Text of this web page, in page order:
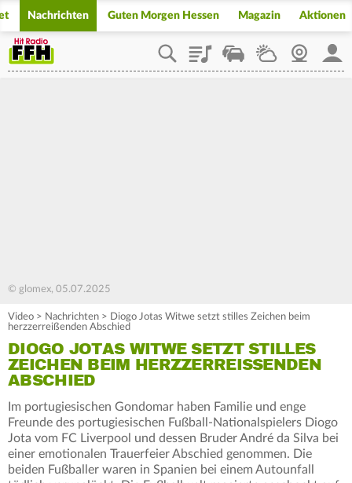
Nachrichten Guten Morgen Hessen Magazin Aktionen
PlaylistStaupilotWetterWebcam
© glomex, 05.07.2025
Video > Nachrichten > Diogo Jotas Witwe setzt stilles Zeichen beim
herzzerreißenden Abschied
DIOGO JOTAS WITWE SETZT STILLES
ZEICHEN BEIM HERZZERREISSENDEN A
BSCHIED
Im portugiesischen Gondomar haben Familie und enge
Freunde des portugiesischen Fußball-Nationalspielers Diogo
Jota vom FC Liverpool und dessen Bruder André da Silva bei
einer emotionalen Trauerfeier Abschied genommen. Die
beiden Fußballer waren in Spanien bei einem Autounfall